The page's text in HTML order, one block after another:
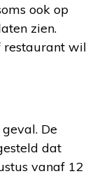
ook op
zien.
restaurant wil
De
dat
vanaf 12